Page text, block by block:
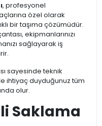
, profesyonel
özel olarak
bir taşıma çözümüdür.
ekipmanlarınızı
sağlayarak iş
sayesinde teknik
ihtiyaç duyduğunuz tüm
olur.
Saklama